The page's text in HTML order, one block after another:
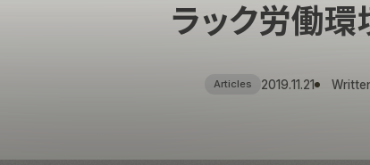
ラック労働環
Articles 2019.11.21